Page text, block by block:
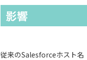
影響
従来のSalesforceホスト名